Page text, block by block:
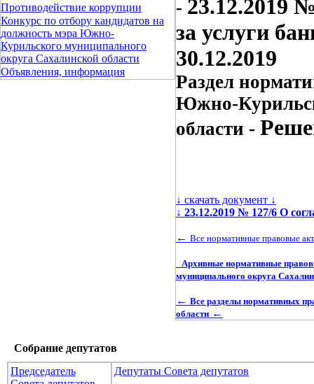
Противодействие коррупции
Конкурс по отбору кандидатов на
должность мэра Южно-
Курильского муниципального
округа Сахалинской области
Объявления, информация
- 23.12.2019
за услуги
30.12.2019
Раздел
Южно-
области -
↓ скачать документ ↓
↓ 23.12.2019 № 127/6 О
← Все нормативные правовые
Архивные нормативные
муниципального округа
← Все разделы нормативных
области ←
Собрание депутатов
Председатель
Депутаты Совета депутатов